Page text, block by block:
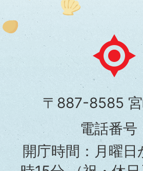
日
南
市
役
所
〒887-8585 宮
電話番
開庁時間：月曜